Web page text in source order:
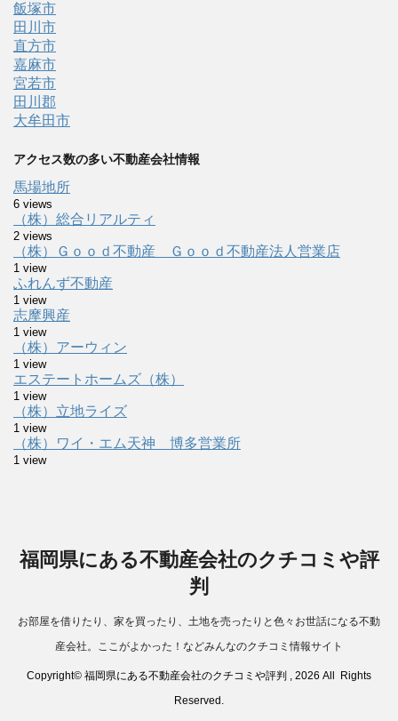
飯塚市
田川市
直方市
嘉麻市
宮若市
田川郡
大牟田市
アクセス数の多い不動産会社情報
馬場地所
6 views
（株）総合リアルティ
2 views
（株）Ｇｏｏｄ不動産 Ｇｏｏｄ不動産法人営業店
1 view
ふれんず不動産
1 view
志摩興産
1 view
（株）アーウィン
1 view
エステートホームズ（株）
1 view
（株）立地ライズ
1 view
（株）ワイ・エム天神 博多営業所
1 view
福岡県にある不動産会社のクチコミや評
判
お部屋を借りたり、家を買ったり、土地を売ったりと色々お世話になる不動
産会社。ここがよかった！などみんなのクチコミ情報サイト
Copyright© 福岡県にある不動産会社のクチコミや評判 , 2026 All Rights
Reserved.